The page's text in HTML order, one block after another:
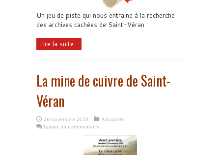
Un jeu de piste qui nous entraine à la recherche
des archives cachées de Saint-Véran
Lire la suite...
La mine de cuivre de Saint-
Véran
26 novembre 2013
Actualités
Laisser un commentaire